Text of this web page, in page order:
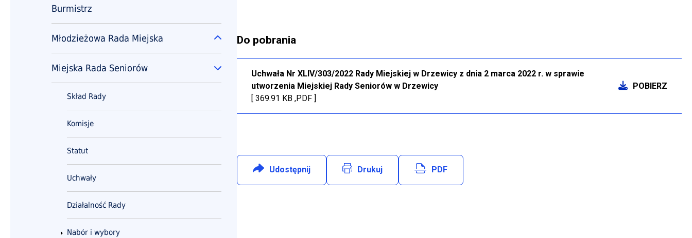
Burmistrz
Młodzieżowa Rada Miejska Rozwińmenu Młodzieżowa Rada Miejska
Miejska Rada Seniorów Zwiń menu Miejska Rada Seniorów
Skład Rady
Komisje
Statut
Uchwały
Działalność Rady
Nabór i wybory
Do pobrania
Uchwała Nr XLIV/303/2022 Rady Miejskiej w Drzewicy z dnia 2 marca 2022 r. w sprawie
utworzenia Miejskiej Rady Seniorów w Drzewicy
[ 369.91 KB ,PDF ]
POBIERZ
Udostępnij: Facebook Drukuj
Will open in new tab
PDF